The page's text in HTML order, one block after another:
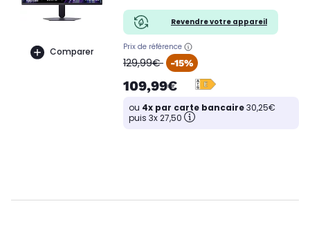
Comparer
Revendre votre appareil
Prix de référence
oldPrice
129,99€ -15%
109,99€
ou 4x par carte bancaire30,25€
puis 3x 27,50